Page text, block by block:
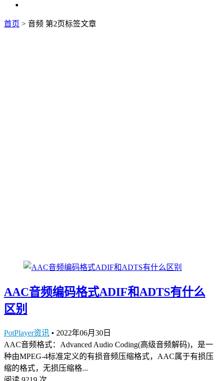
首页 > 音频 第2页标签文章
AAC音频编码格式ADIF和ADTS有什么
区别
PotPlayer资讯 • 2022年06月30日
AAC音频格式：Advanced Audio Coding(高级音频解码)，是一
种由MPEG-4标准定义的有损音频压缩格式，AAC属于有损压
缩的格式，无损压缩格...